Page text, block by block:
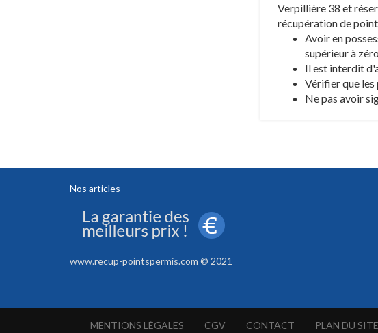
Verpillière 38 et
récupération de
Avoir en
supérieur à
Il est interdit
Vérifier que
Ne pas avoir
Nos articles
www.recup-pointspermis.com © 2021
MENTIONS LÉGALES CGV CONTACT PLAN DU SITE